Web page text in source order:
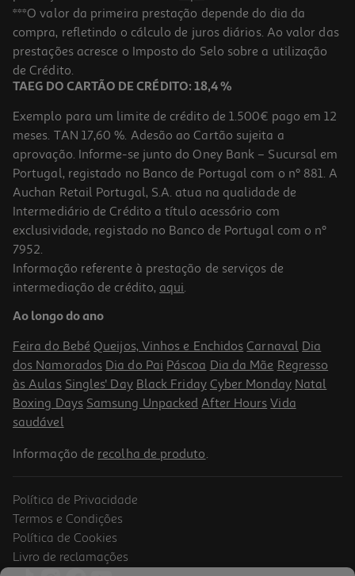
Cápsulas De Café Dolce Gusto Neo Signature 12 Caps
0.37 €/un
4,49 €
Cápsulas De Café Dolce Gusto Neo Ristretto 12 Un
0.37 €/un
4,49 €
***O valor da primeira prestação depende do dia da
compra, refletindo o cálculo de juros diários. Ao valor das
prestações acresce o Imposto do Selo sobre a utilização
de Crédito.
TAEG DO CARTÃO DE CRÉDITO: 18,4 %
Exemplo para um limite de crédito de 1.500€ pago em 12
meses. TAN 17,60 %. Adesão ao Cartão sujeita a
aprovação. Informe-se junto do Oney Bank – Sucursal em
Portugal, registado no Banco de Portugal com o nº 881. A
Auchan Retail Portugal, S.A. atua na qualidade de
Intermediário de Crédito a título acessório com
exclusividade, registado no Banco de Portugal com o nº
7952.
Informação referente à prestação de serviços de
intermediação de crédito, aqui.
Ao longo do ano
Feira do Bebé Queijos, Vinhos e Enchidos Carnaval Dia
dos Namorados Dia do Pai Páscoa Dia da Mãe Regresso
às Aulas Singles' Day Black Friday Cyber Monday Natal
Boxing Days Samsung Unpacked After Hours Vida
saudável
Informação de recolha de produto.
Política de Privacidade
Termos e Condições
Política de Cookies
Livro de reclamações